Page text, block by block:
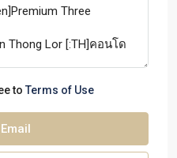
to Terms of Use